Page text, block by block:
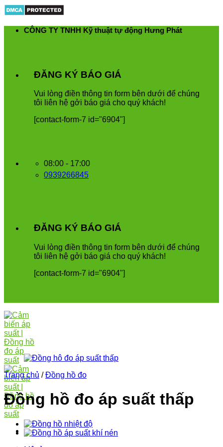
content
CÔNG TY TNHH Kỹ thuật tự động Hưng Phát
ĐĂNG KÝ BÁO GIÁ
Vui òng điền thông tin form bên dưới để chúng
tôi liên hệ gởi báo giá cho quý khách!
[contact-form-7 id="6904"]
08:00 - 17:00
0939266845
ĐĂNG KÝ BÁO GIÁ
Vui òng điền thông tin form bên dưới để chúng
tôi liên hệ gởi báo giá cho quý khách!
[contact-form-7 id="6904"]
Trang chủ / Đồng hồ đo
Đồng hồ đo áp suất thấp